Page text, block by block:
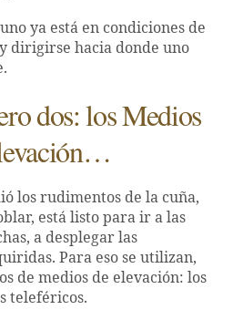
ya está en condiciones de
dirigirse hacia donde uno
dos: los Medios
los rudimentos de la cuña,
está listo para ir a las
a desplegar las
Para eso se utilizan,
de medios de elevación: los
teleféricos.